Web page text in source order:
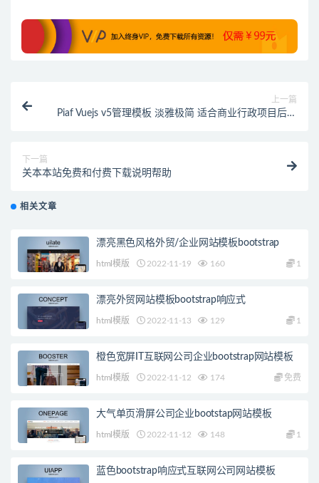
上一篇
Piaf Vuejs v5管理模板 淡雅极简 适合商业行政项目后台
下一篇
关本本站免费和付费下载说明帮助
相关文章
漂亮黑色风格外贸/企业网站模板bootstrap
html模版 2022-11-19 160 1
漂亮外贸网站模板bootstrap响应式
html模版 2022-11-13 129 1
橙色宽屏IT互联网公司企业bootstrap网站模板
html模版 2022-11-12 174 免费
大气单页滑屏公司企业bootstap网站模板
html模版 2022-11-12 148 1
蓝色bootstrap响应式互联网公司网站模板